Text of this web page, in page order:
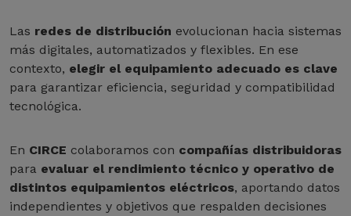
Las redes de distribución evolucionan hacia sistemas
más digitales, automatizados y flexibles. En ese
contexto, elegir el equipamiento adecuado es clave
para garantizar eficiencia, seguridad y compatibilidad
tecnológica.
En CIRCE colaboramos con compañías distribuidoras
para evaluar el rendimiento técnico y operativo de
distintos equipamientos eléctricos, aportando datos
independientes y objetivos que respalden decisiones